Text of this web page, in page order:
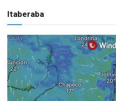
Itaberaba